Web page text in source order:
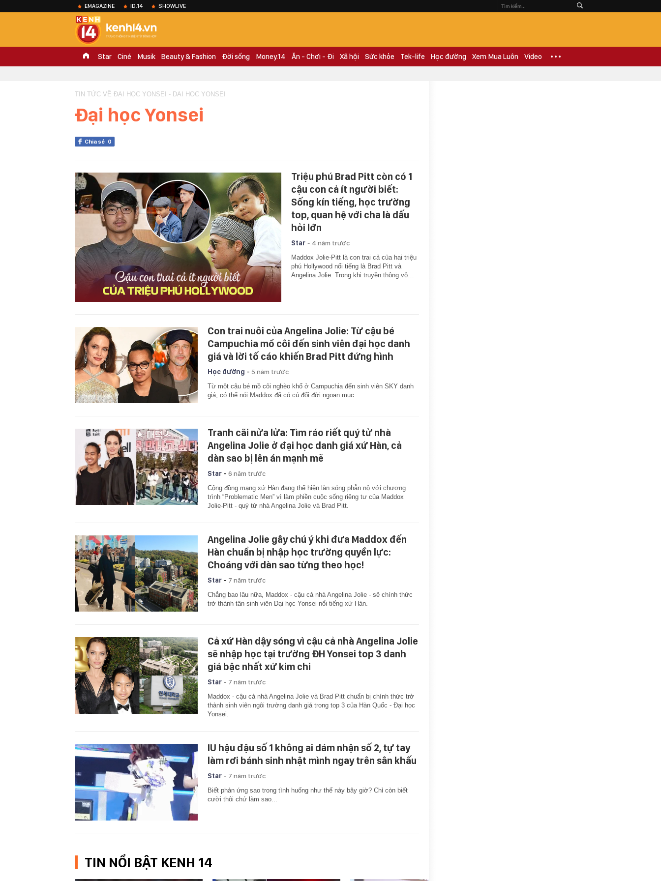
EMAGAZINE ID.14 SHOWLIVE
Star Ciné Musik Beauty & Fashion Đời sống Money.14 Ăn - Chơi - Đi Xã hội Sức khỏe Tek-life Học đường Xem Mua Luôn Video
TIN TỨC VỀ ĐẠI HỌC YONSEI - DAI HOC YONSEI
Đại học Yonsei
Chia sẻ 0
Triệu phú Brad Pitt còn có 1
cậu con cả ít người biết:
Sống kín tiếng, học trường
top, quan hệ với cha là dấu
hỏi lớn
Star - 4 năm trước
Maddox Jolie-Pitt là con trai cả của hai triệu
phú Hollywood nổi tiếng là Brad Pitt và
Angelina Jolie. Trong khi truyền thông vô…
Con trai nuôi của Angelina Jolie: Từ cậu bé
Campuchia mồ côi đến sinh viên đại học danh
giá và lời tố cáo khiến Brad Pitt đứng hình
Học đường - 5 năm trước
Từ một cậu bé mồ côi nghèo khổ ở Campuchia đến sinh viên SKY danh
giá, có thể nói Maddox đã có cú đổi đời ngoạn mục.
Tranh cãi nửa lửa: Tìm ráo riết quý tử nhà
Angelina Jolie ở đại học danh giá xứ Hàn, cả
dàn sao bị lên án mạnh mẽ
Star - 6 năm trước
Cộng đồng mạng xứ Hàn đang thể hiện làn sóng phẫn nộ với chương
trình “Problematic Men” vì làm phiền cuộc sống riêng tư của Maddox
Jolie-Pitt - quý tử nhà Angelina Jolie và Brad Pitt.
Angelina Jolie gây chú ý khi đưa Maddox đến
Hàn chuẩn bị nhập học trường quyền lực:
Choáng với dàn sao từng theo học!
Star - 7 năm trước
Chẳng bao lâu nữa, Maddox - cậu cả nhà Angelina Jolie - sẽ chính thức
trở thành tân sinh viên Đại học Yonsei nổi tiếng xứ Hàn.
Cả xứ Hàn dậy sóng vì cậu cả nhà Angelina Jolie
sẽ nhập học tại trường ĐH Yonsei top 3 danh
giá bậc nhất xứ kim chi
Star - 7 năm trước
Maddox - cậu cả nhà Angelina Jolie và Brad Pitt chuẩn bị chính thức trở
thành sinh viên ngôi trường danh giá trong top 3 của Hàn Quốc - Đại học
Yonsei.
IU hậu đậu số 1 không ai dám nhận số 2, tự tay
làm rơi bánh sinh nhật mình ngay trên sân khấu
Star - 7 năm trước
Biết phản ứng sao trong tình huống như thế này bây giờ? Chỉ còn biết
cười thôi chứ làm sao...
TIN NỔI BẬT KENH 14